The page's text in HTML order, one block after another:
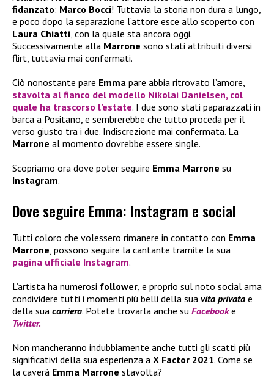
fidanzato: Marco Bocci! Tuttavia la storia non dura a lungo,
e poco dopo la separazione l’attore esce allo scoperto con
Laura Chiatti, con la quale sta ancora oggi.
Successivamente alla Marrone sono stati attribuiti diversi
flirt, tuttavia mai confermati.
Ciò nonostante pare Emma pare abbia ritrovato l’amore,
stavolta al fianco del modello Nikolai Danielsen, col
quale ha trascorso l’estate. I due sono stati paparazzati in
barca a Positano, e sembrerebbe che tutto proceda per il
verso giusto tra i due. Indiscrezione mai confermata. La
Marrone al momento dovrebbe essere single.
Scopriamo ora dove poter seguire Emma Marrone su
Instagram.
Dove seguire Emma: Instagram e social
Tutti coloro che volessero rimanere in contatto con Emma
Marrone, possono seguire la cantante tramite la sua
pagina ufficiale Instagram.
L’artista ha numerosi follower, e proprio sul noto social ama
condividere tutti i momenti più belli della sua vita privata e
della sua carriera. Potete trovarla anche su Facebooke
Twitter.
Non mancheranno indubbiamente anche tutti gli scatti più
significativi della sua esperienza a X Factor 2021. Come se
la caverà Emma Marrone stavolta?